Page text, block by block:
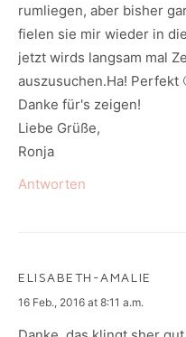
rumliegen, aber bisher
fielen sie mir wieder in
jetzt wirds langsam mal
auszusuchen.Ha! Perfekt
Danke für's zeigen!
Liebe Grüße,
Ronja
Antworten
ELISABETH-AMALIE
says:
16 Feb., 2016 at 8:11 a.m.